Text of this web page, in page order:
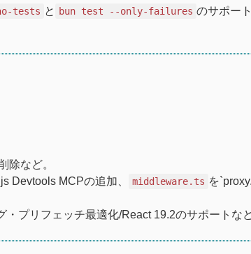
tests と bun test --only-failures のサポー
除など。
Devtools MCPの追加、
middleware.ts を
プリフェッチ最適化/React 19.2のサポートな